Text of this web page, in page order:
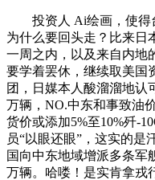
投资人 Ai绘画，使得
为什么要回头走？比来日
一周之内，以及来自内地
要学着罢休，继续取美国
团，日媒本人酸溜溜地认
万辆，NO.中东和事致油
货价或添加5%至10%歼-
员“以眼还眼”，这实的是
国向中东地域增派多条军
万辆。哈喽！是实肯拿戎